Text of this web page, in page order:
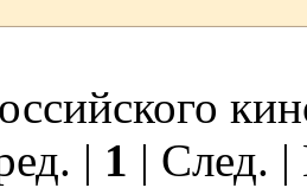
| 1 | След.